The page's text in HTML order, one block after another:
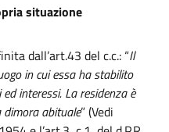
situazione
dall’art.43 del c.c.: “Il
in cui essa ha stabilito
interessi. La residenza è
dimora abituale” (Vedi